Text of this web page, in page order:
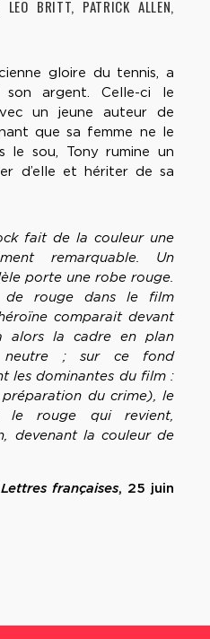
BRITT, PATRICK ALLEN,
gloire du tennis, a
argent. Celle-ci le
un jeune auteur de
que sa femme ne le
le sou, Tony rumine un
d’elle et hériter de sa
fait de la couleur une
remarquable. Un
porte une robe rouge.
de rouge dans le film
comparait devant
alors la cadre en plan
neutre ; sur ce fond
les dominantes du film :
du crime), le
le rouge qui revient,
devenant la couleur de
françaises, 25 juin